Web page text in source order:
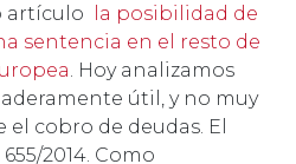
artículo
la posibilidad de
sentencia en el resto de
. Hoy analizamos
útil, y no muy
cobro de deudas. El
2014. Como